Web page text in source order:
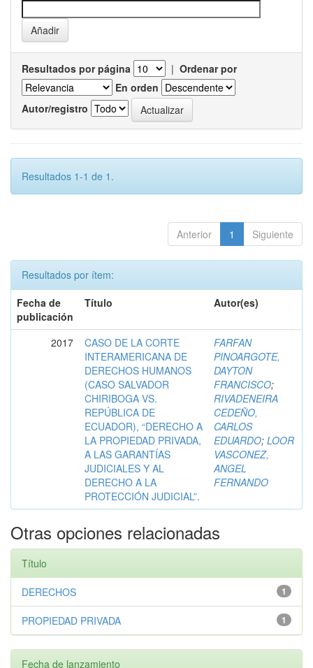
Resultados por página | Ordenar por
En orden
Autor/registro
Resultados 1-1 de 1.
Anterior 1 Siguiente
Resultados por ítem:
Fecha de
publicación
Título Autor(es)
2017
CASO DE LA CORTE
INTERAMERICANA DE
DERECHOS HUMANOS
(CASO SALVADOR
CHIRIBOGA VS.
REPÚBLICA DE
ECUADOR), “DERECHO A
LA PROPIEDAD PRIVADA,
A LAS GARANTÍAS
JUDICIALES Y AL
DERECHO A LA
PROTECCIÓN JUDICIAL”.
FARFAN
PINOARGOTE,
DAYTON
FRANCISCO;
RIVADENEIRA
CEDEÑO,
CARLOS
EDUARDO; LOOR
VASCONEZ,
ANGEL
FERNANDO
Otras opciones relacionadas
Título
1
DERECHOS
1
PROPIEDAD PRIVADA
Fecha de lanzamiento